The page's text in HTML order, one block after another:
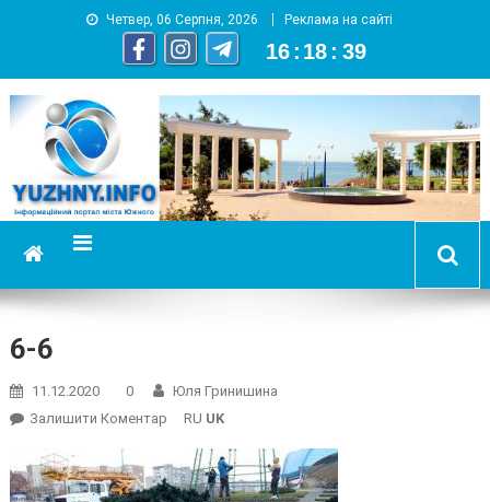
Четвер, 06 Серпня, 2026 Реклама на сайті
16 : 18 : 39
YUZHNY.INFO
информационный портал города Южный
6-6
11.12.2020 0
Юля Гринишина
Залишити КоментарOn
6
RU UK